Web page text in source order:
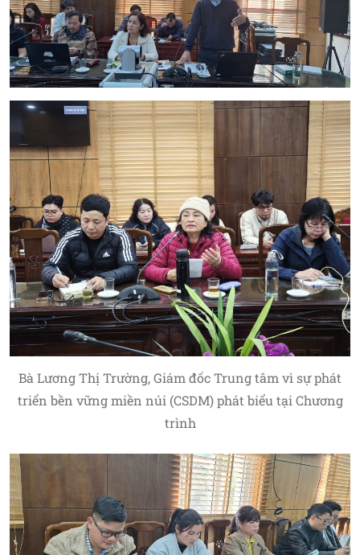
Bà Lương Thị Trường, Giám đốc Trung tâm vì sự phát
triển bền vững miền núi (CSDM) phát biểu tại Chương
trình